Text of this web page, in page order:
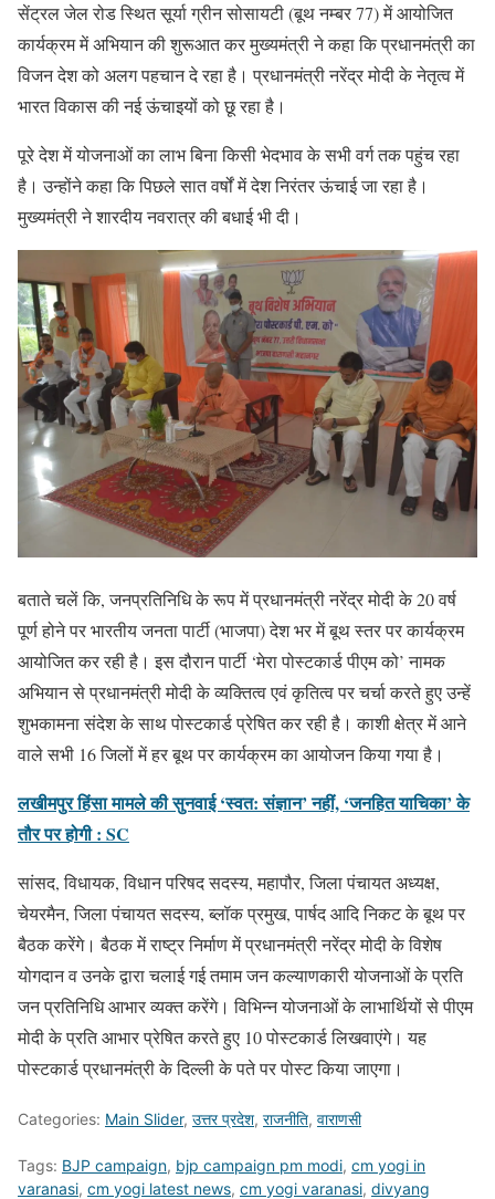
सेंट्रल जेल रोड स्थित सूर्या ग्रीन सोसायटी (बूथ नम्बर 77) में आयोजित
कार्यक्रम में अभियान की शुरूआत कर मुख्यमंत्री ने कहा कि प्रधानमंत्री का
विजन देश को अलग पहचान दे रहा है। प्रधानमंत्री नरेंद्र मोदी के नेतृत्व में
भारत विकास की नई ऊंचाइयों को छू रहा है।
पूरे देश में योजनाओं का लाभ बिना किसी भेदभाव के सभी वर्ग तक पहुंच रहा
है। उन्होंने कहा कि पिछले सात वर्षों में देश निरंतर ऊंचाई जा रहा है।
मुख्यमंत्री ने शारदीय नवरात्र की बधाई भी दी।
बताते चलें कि, जनप्रतिनिधि के रूप में प्रधानमंत्री नरेंद्र मोदी के 20 वर्ष
पूर्ण होने पर भारतीय जनता पार्टी (भाजपा) देश भर में बूथ स्तर पर कार्यक्रम
आयोजित कर रही है। इस दौरान पार्टी ‘मेरा पोस्टकार्ड पीएम को’ नामक
अभियान से प्रधानमंत्री मोदी के व्यक्तित्व एवं कृतित्व पर चर्चा करते हुए उन्हें
शुभकामना संदेश के साथ पोस्टकार्ड प्रेषित कर रही है। काशी क्षेत्र में आने
वाले सभी 16 जिलों में हर बूथ पर कार्यक्रम का आयोजन किया गया है।
लखीमपुर हिंसा मामले की सुनवाई ‘स्वत: संज्ञान’ नहीं, ‘जनहित याचिका’ के
तौर पर होगी : SC
सांसद, विधायक, विधान परिषद सदस्य, महापौर, जिला पंचायत अध्यक्ष,
चेयरमैन, जिला पंचायत सदस्य, ब्लॉक प्रमुख, पार्षद आदि निकट के बूथ पर
बैठक करेंगे। बैठक में राष्ट्र निर्माण में प्रधानमंत्री नरेंद्र मोदी के विशेष
योगदान व उनके द्वारा चलाई गई तमाम जन कल्याणकारी योजनाओं के प्रति
जन प्रतिनिधि आभार व्यक्त करेंगे। विभिन्न योजनाओं के लाभार्थियों से पीएम
मोदी के प्रति आभार प्रेषित करते हुए 10 पोस्टकार्ड लिखवाएंगे। यह
पोस्टकार्ड प्रधानमंत्री के दिल्ली के पते पर पोस्ट किया जाएगा।
Categories: Main Slider, उत्तर प्रदेश, राजनीति, वाराणसी
Tags: BJP campaign, bjp campaign pm modi, cm yogi in
varanasi, cm yogi latest news, cm yogi varanasi, divyang